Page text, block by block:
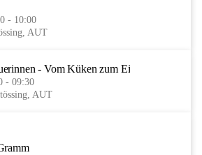
- 10:00
AUT
- Vom Küken zum Ei
- 09:30
AUT